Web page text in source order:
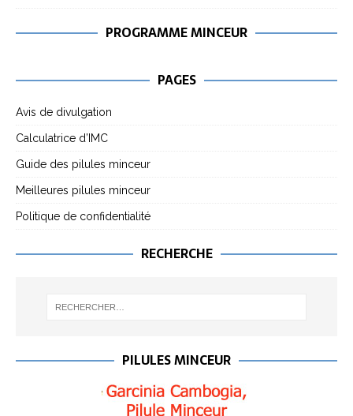
PROGRAMME MINCEUR
PAGES
Avis de divulgation
Calculatrice d’IMC
Guide des pilules minceur
Meilleures pilules minceur
Politique de confidentialité
RECHERCHE
PILULES MINCEUR